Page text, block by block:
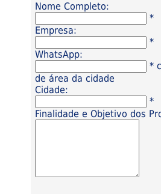
Nome Completo:
*
Empresa:
*
WhatsApp:
*
de área da cidade
Cidade:
*
Finalidade e Objetivo dos